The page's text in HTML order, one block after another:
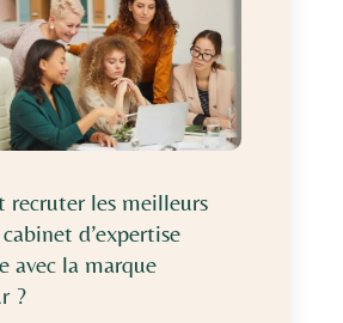
recruter les meilleurs
d’expertise
avec la marque
?